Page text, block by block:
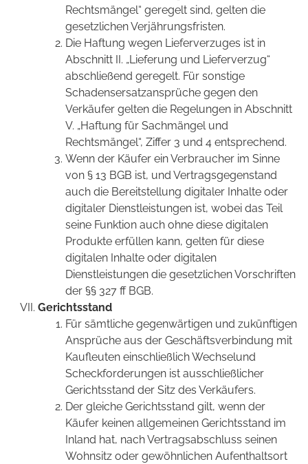
Rechtsmängel“ geregelt sind, gelten die
gesetzlichen Verjährungsfristen.
Die Haftung wegen Lieferverzuges ist in
Abschnitt II. „Lieferung und Lieferverzug“
abschließend geregelt. Für sonstige
Schadensersatzansprüche gegen den
Verkäufer gelten die Regelungen in Abschnitt
V. „Haftung für Sachmängel und
Rechtsmängel“, Ziffer 3 und 4 entsprechend.
Wenn der Käufer ein Verbraucher im Sinne
von § 13 BGB ist, und Vertragsgegenstand
auch die Bereitstellung digitaler Inhalte oder
digitaler Dienstleistungen ist, wobei das Teil
seine Funktion auch ohne diese digitalen
Produkte erfüllen kann, gelten für diese
digitalen Inhalte oder digitalen
Dienstleistungen die gesetzlichen Vorschriften
der §§ 327 ff BGB.
Gerichtsstand
Für sämtliche gegenwärtigen und zukünftigen
Ansprüche aus der Geschäftsverbindung mit
Kaufleuten einschließlich Wechselund
Scheckforderungen ist ausschließlicher
Gerichtsstand der Sitz des Verkäufers.
Der gleiche Gerichtsstand gilt, wenn der
Käufer keinen allgemeinen Gerichtsstand im
Inland hat, nach Vertragsabschluss seinen
Wohnsitz oder gewöhnlichen Aufenthaltsort